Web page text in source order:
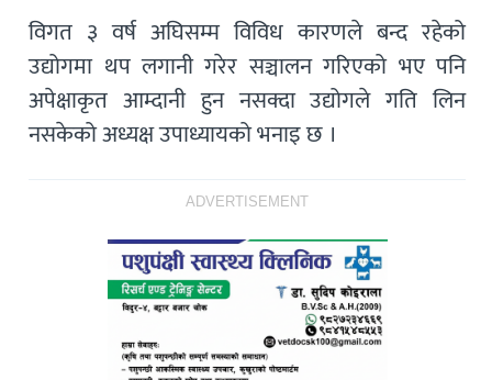
विगत ३ वर्ष अघिसम्म विविध कारणले बन्द रहेको
उद्योगमा थप लगानी गरेर सञ्चालन गरिएको भए पनि
अपेक्षाकृत आम्दानी हुन नसक्दा उद्योगले गति लिन
नसकेको अध्यक्ष उपाध्यायको भनाइ छ ।
ADVERTISEMENT